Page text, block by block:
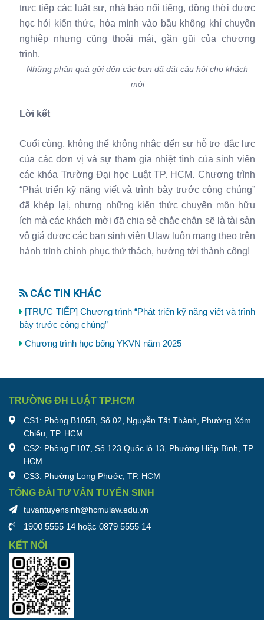
trực tiếp các luật sư, nhà báo nổi tiếng, đồng thời được
học hỏi kiến thức, hòa mình vào bầu không khí chuyên
nghiệp nhưng cũng thoải mái, gần gũi của chương
trình.
Những phần quà gửi đến các bạn đã đặt câu hỏi cho khách
mời
Lời kết
Cuối cùng, không thể không nhắc đến sự hỗ trợ đắc lực
của các đơn vị và sự tham gia nhiệt tình của sinh viên
các khóa Trường Đại học Luật TP. HCM. Chương trình
“Phát triển kỹ năng viết và trình bày trước công chúng”
đã khép lại, nhưng những kiến thức chuyên môn hữu
ích mà các khách mời đã chia sẻ chắc chắn sẽ là tài sản
vô giá được các bạn sinh viên Ulaw luôn mang theo trên
hành trình chinh phục thử thách, hướng tới thành công!
CÁC TIN KHÁC
[TRỰC TIẾP] Chương trình “Phát triển kỹ năng viết và trình
bày trước công chúng”
Chương trình học bổng YKVN năm 2025
TRƯỜNG ĐH LUẬT TP.HCM
CS1: Phòng B105B, Số 02, Nguyễn Tất Thành, Phường Xóm
Chiếu, TP. HCM
CS2: Phòng E107, Số 123 Quốc lộ 13, Phường Hiệp Bình, TP.
HCM
CS3: Phường Long Phước, TP. HCM
TỔNG ĐÀI TƯ VẤN TUYỂN SINH
tuvantuyensinh@hcmulaw.edu.vn
1900 5555 14 hoặc 0879 5555 14
KẾT NỐI